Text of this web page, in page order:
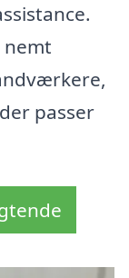
nemt
passer